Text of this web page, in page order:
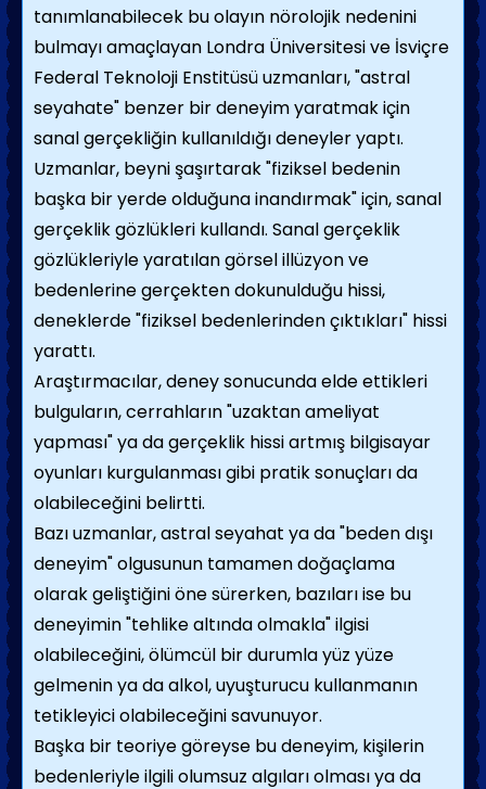
tanımlanabilecek bu olayın nörolojik nedenini
bulmayı amaçlayan Londra Üniversitesi ve İsviçre
Federal Teknoloji Enstitüsü uzmanları, "astral
seyahate" benzer bir deneyim yaratmak için
sanal gerçekliğin kullanıldığı deneyler yaptı.
Uzmanlar, beyni şaşırtarak "fiziksel bedenin
başka bir yerde olduğuna inandırmak" için, sanal
gerçeklik gözlükleri kullandı. Sanal gerçeklik
gözlükleriyle yaratılan görsel illüzyon ve
bedenlerine gerçekten dokunulduğu hissi,
deneklerde "fiziksel bedenlerinden çıktıkları" hissi
yarattı.
Araştırmacılar, deney sonucunda elde ettikleri
bulguların, cerrahların "uzaktan ameliyat
yapması" ya da gerçeklik hissi artmış bilgisayar
oyunları kurgulanması gibi pratik sonuçları da
olabileceğini belirtti.
Bazı uzmanlar, astral seyahat ya da "beden dışı
deneyim" olgusunun tamamen doğaçlama
olarak geliştiğini öne sürerken, bazıları ise bu
deneyimin "tehlike altında olmakla" ilgisi
olabileceğini, ölümcül bir durumla yüz yüze
gelmenin ya da alkol, uyuşturucu kullanmanın
tetikleyici olabileceğini savunuyor.
Başka bir teoriye göreyse bu deneyim, kişilerin
bedenleriyle ilgili olumsuz algıları olması ya da